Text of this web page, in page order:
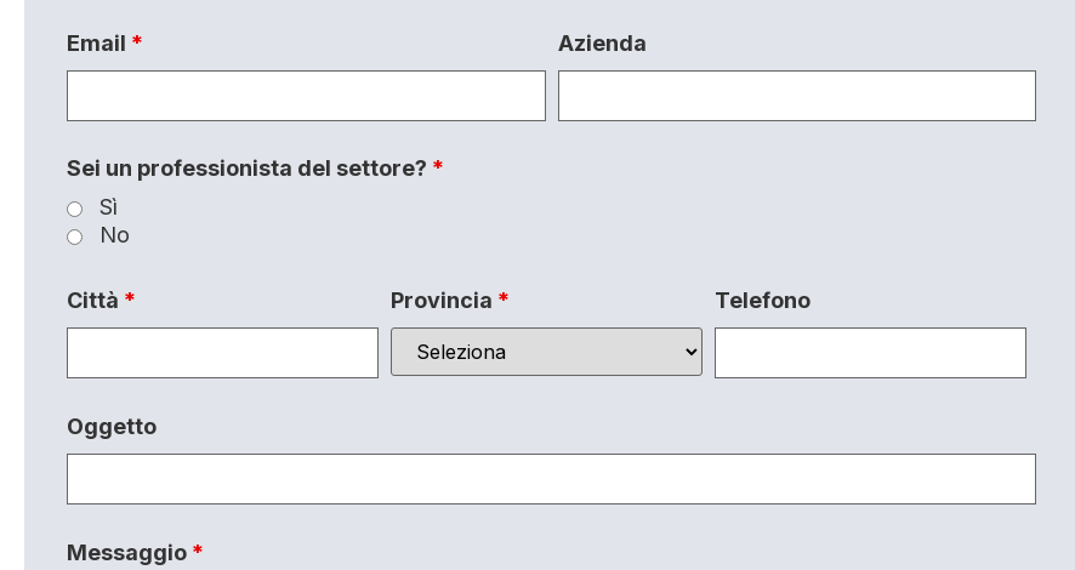
Email * Azienda
Sei un professionista del settore? *
Sì
No
Città * Provincia * Telefono
Oggetto
Messaggio *